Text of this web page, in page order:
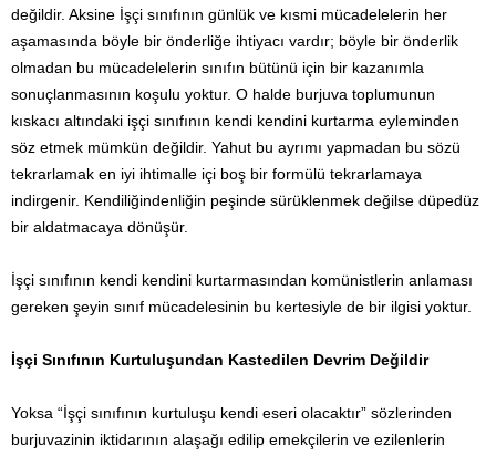
değildir. Aksine İşçi sınıfının günlük ve kısmi mücadelelerin her
aşamasında böyle bir önderliğe ihtiyacı vardır; böyle bir önderlik
olmadan bu mücadelelerin sınıfın bütünü için bir kazanımla
sonuçlanmasının koşulu yoktur. O halde burjuva toplumunun
kıskacı altındaki işçi sınıfının kendi kendini kurtarma eyleminden
söz etmek mümkün değildir. Yahut bu ayrımı yapmadan bu sözü
tekrarlamak en iyi ihtimalle içi boş bir formülü tekrarlamaya
indirgenir. Kendiliğindenliğin peşinde sürüklenmek değilse düpedüz
bir aldatmacaya dönüşür.
İşçi sınıfının kendi kendini kurtarmasından komünistlerin anlaması
gereken şeyin sınıf mücadelesinin bu kertesiyle de bir ilgisi yoktur.
İşçi Sınıfının Kurtuluşundan Kastedilen Devrim Değildir
Yoksa “İşçi sınıfının kurtuluşu kendi eseri olacaktır” sözlerinden
burjuvazinin iktidarının alaşağı edilip emekçilerin ve ezilenlerin